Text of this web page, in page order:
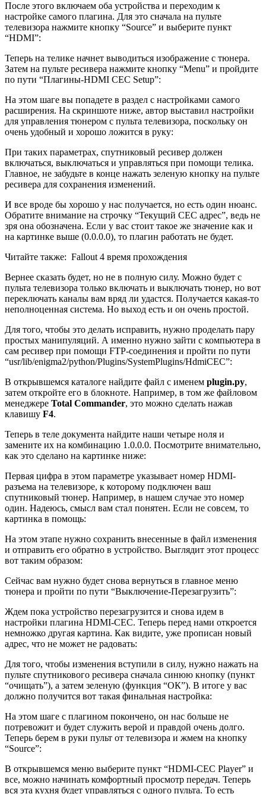
После этого включаем оба устройства и переходим к
настройке самого плагина. Для это сначала на пульте
телевизора нажмите кнопку “Source” и выберите пункт
“HDMI”:
Теперь на телике начнет выводиться изображение с тюнера.
Затем на пульте ресивера нажмите кнопку “Menu” и пройдите
по пути “Плагины-HDMI CEC Setup”:
На этом шаге вы попадете в раздел с настройками самого
расширения. На скриншоте ниже, автор выставил настройки
для управления тюнером с пульта телевизора, поскольку он
очень удобный и хорошо ложится в руку:
При таких параметрах, спутниковый ресивер должен
включаться, выключаться и управляться при помощи телика.
Главное, не забудьте в конце нажать зеленую кнопку на пульте
ресивера для сохранения изменений.
И все вроде бы хорошо у нас получается, но есть один нюанс.
Обратите внимание на строчку “Текущий CEC адрес”, ведь не
зря она обозначена. Если у вас стоит такое же значение как и
на картинке выше (0.0.0.0), то плагин работать не будет.
Читайте также: Fallout 4 время прохождения
Вернее сказать будет, но не в полную силу. Можно будет с
пульта телевизора только включать и выключать тюнер, но вот
переключать каналы вам вряд ли удастся. Получается какая-то
неполноценная система. Но выход есть и он очень простой.
Для того, чтобы это делать исправить, нужно проделать пару
простых манипуляций. А именно нужно зайти с компьютера в
сам ресивер при помощи FTP-соединения и пройти по пути
“usr/lib/enigma2/python/Plugins/SystemPlugins/HdmiCEC”:
В открывшемся каталоге найдите файл с именем plugin.py,
затем откройте его в блокноте. Например, в том же файловом
менеджере Total Commander, это можно сделать нажав
клавишу F4.
Теперь в теле документа найдите наши четыре ноля и
замените их на комбинацию 1.0.0.0. Посмотрите внимательно,
как это сделано на картинке ниже:
Первая цифра в этом параметре указывает номер HDMI-
разъема на телевизоре, к которому подключен ваш
спутниковый тюнер. Например, в нашем случае это номер
один. Надеюсь, смысл вам стал понятен. Если не совсем, то
картинка в помощь:
На этом этапе нужно сохранить внесенные в файл изменения
и отправить его обратно в устройство. Выглядит этот процесс
вот таким образом:
Сейчас вам нужно будет снова вернуться в главное меню
тюнера и пройти по пути “Выключение-Перезагрузить”:
Ждем пока устройство перезагрузится и снова идем в
настройки плагина HDMI-CEC. Теперь перед нами откроется
немножко другая картина. Как видите, уже прописан новый
адрес, что не может не радовать:
Для того, чтобы изменения вступили в силу, нужно нажать на
пульте спутникового ресивера сначала синюю кнопку (пункт
“очищать”), а затем зеленую (функция “ОК”). В итоге у вас
должно получится вот такая финальная настройка:
На этом шаге с плагином покончено, он нас больше не
потревожит и будет служить верой и правдой очень долго.
Теперь берем в руки пульт от телевизора и жмем на кнопку
“Source”:
В открывшемся меню выберите пункт “HDMI-CEC Player” и
все, можно начинать комфортный просмотр передач. Теперь
вся эта кухня будет управляться с одного пульта. То есть